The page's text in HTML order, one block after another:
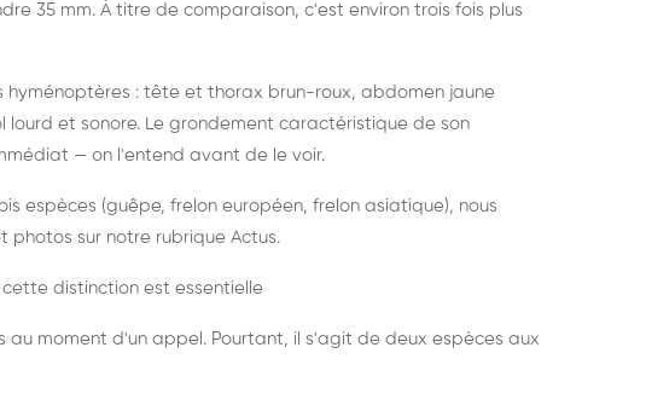
35 mm. À titre de comparaison, c'est environ trois fois plus
: tête et thorax brun-roux, abdomen jaune
et sonore. Le grondement caractéristique de son
— on l'entend avant de le voir.
espèces (guêpe, frelon européen, frelon asiatique), nous
sur notre rubrique Actus.
distinction est essentielle
moment d'un appel. Pourtant, il s'agit de deux espèces aux